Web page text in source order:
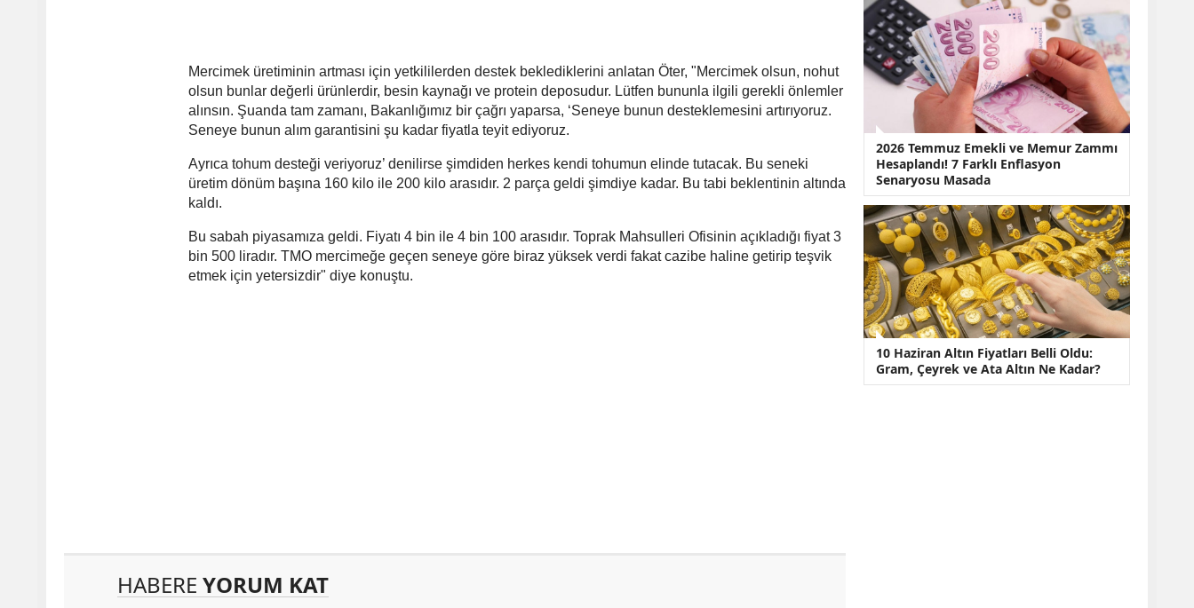
Mercimek üretiminin artması için yetkililerden destek beklediklerini anlatan Öter, "Mercimek olsun, nohut
olsun bunlar değerli ürünlerdir, besin kaynağı ve protein deposudur. Lütfen bununla ilgili gerekli önlemler
alınsın. Şuanda tam zamanı, Bakanlığımız bir çağrı yaparsa, ‘Seneye bunun desteklemesini artırıyoruz.
Seneye bunun alım garantisini şu kadar fiyatla teyit ediyoruz.
Ayrıca tohum desteği veriyoruz’ denilirse şimdiden herkes kendi tohumun elinde tutacak. Bu seneki
üretim dönüm başına 160 kilo ile 200 kilo arasıdır. 2 parça geldi şimdiye kadar. Bu tabi beklentinin altında
kaldı.
Bu sabah piyasamıza geldi. Fiyatı 4 bin ile 4 bin 100 arasıdır. Toprak Mahsulleri Ofisinin açıkladığı fiyat 3
bin 500 liradır. TMO mercimeğe geçen seneye göre biraz yüksek verdi fakat cazibe haline getirip teşvik
etmek için yetersizdir" diye konuştu.
HABERE YORUM KAT
2026 Temmuz Emekli ve Memur Zammı
Hesaplandı! 7 Farklı Enflasyon
Senaryosu Masada
10 Haziran Altın Fiyatları Belli Oldu:
Gram, Çeyrek ve Ata Altın Ne Kadar?